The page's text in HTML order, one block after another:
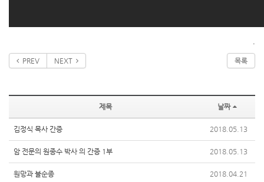
.
PREV NEXT 목록
제목 날짜
김정식 목사 간증 2018.05.13
암 전문의 원종수 박사 의 간증 1부 2018.05.13
원망과 불순종 2018.04.21